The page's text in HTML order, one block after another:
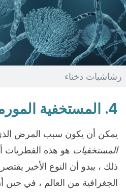
رشاشيات دخناء
4. المستخفية المورمة
يمكن أن يكون سبب المرض
المستخفيات هو هذه
ذلك ، يبدو أن النوع الأخير
الجغرافية من العالم ، في حين